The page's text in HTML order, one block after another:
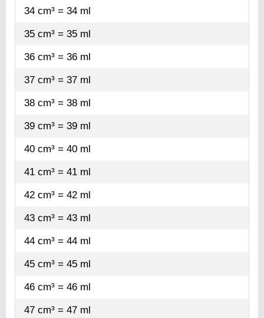
34 cm³ = 34 ml
35 cm³ = 35 ml
36 cm³ = 36 ml
37 cm³ = 37 ml
38 cm³ = 38 ml
39 cm³ = 39 ml
40 cm³ = 40 ml
41 cm³ = 41 ml
42 cm³ = 42 ml
43 cm³ = 43 ml
44 cm³ = 44 ml
45 cm³ = 45 ml
46 cm³ = 46 ml
47 cm³ = 47 ml